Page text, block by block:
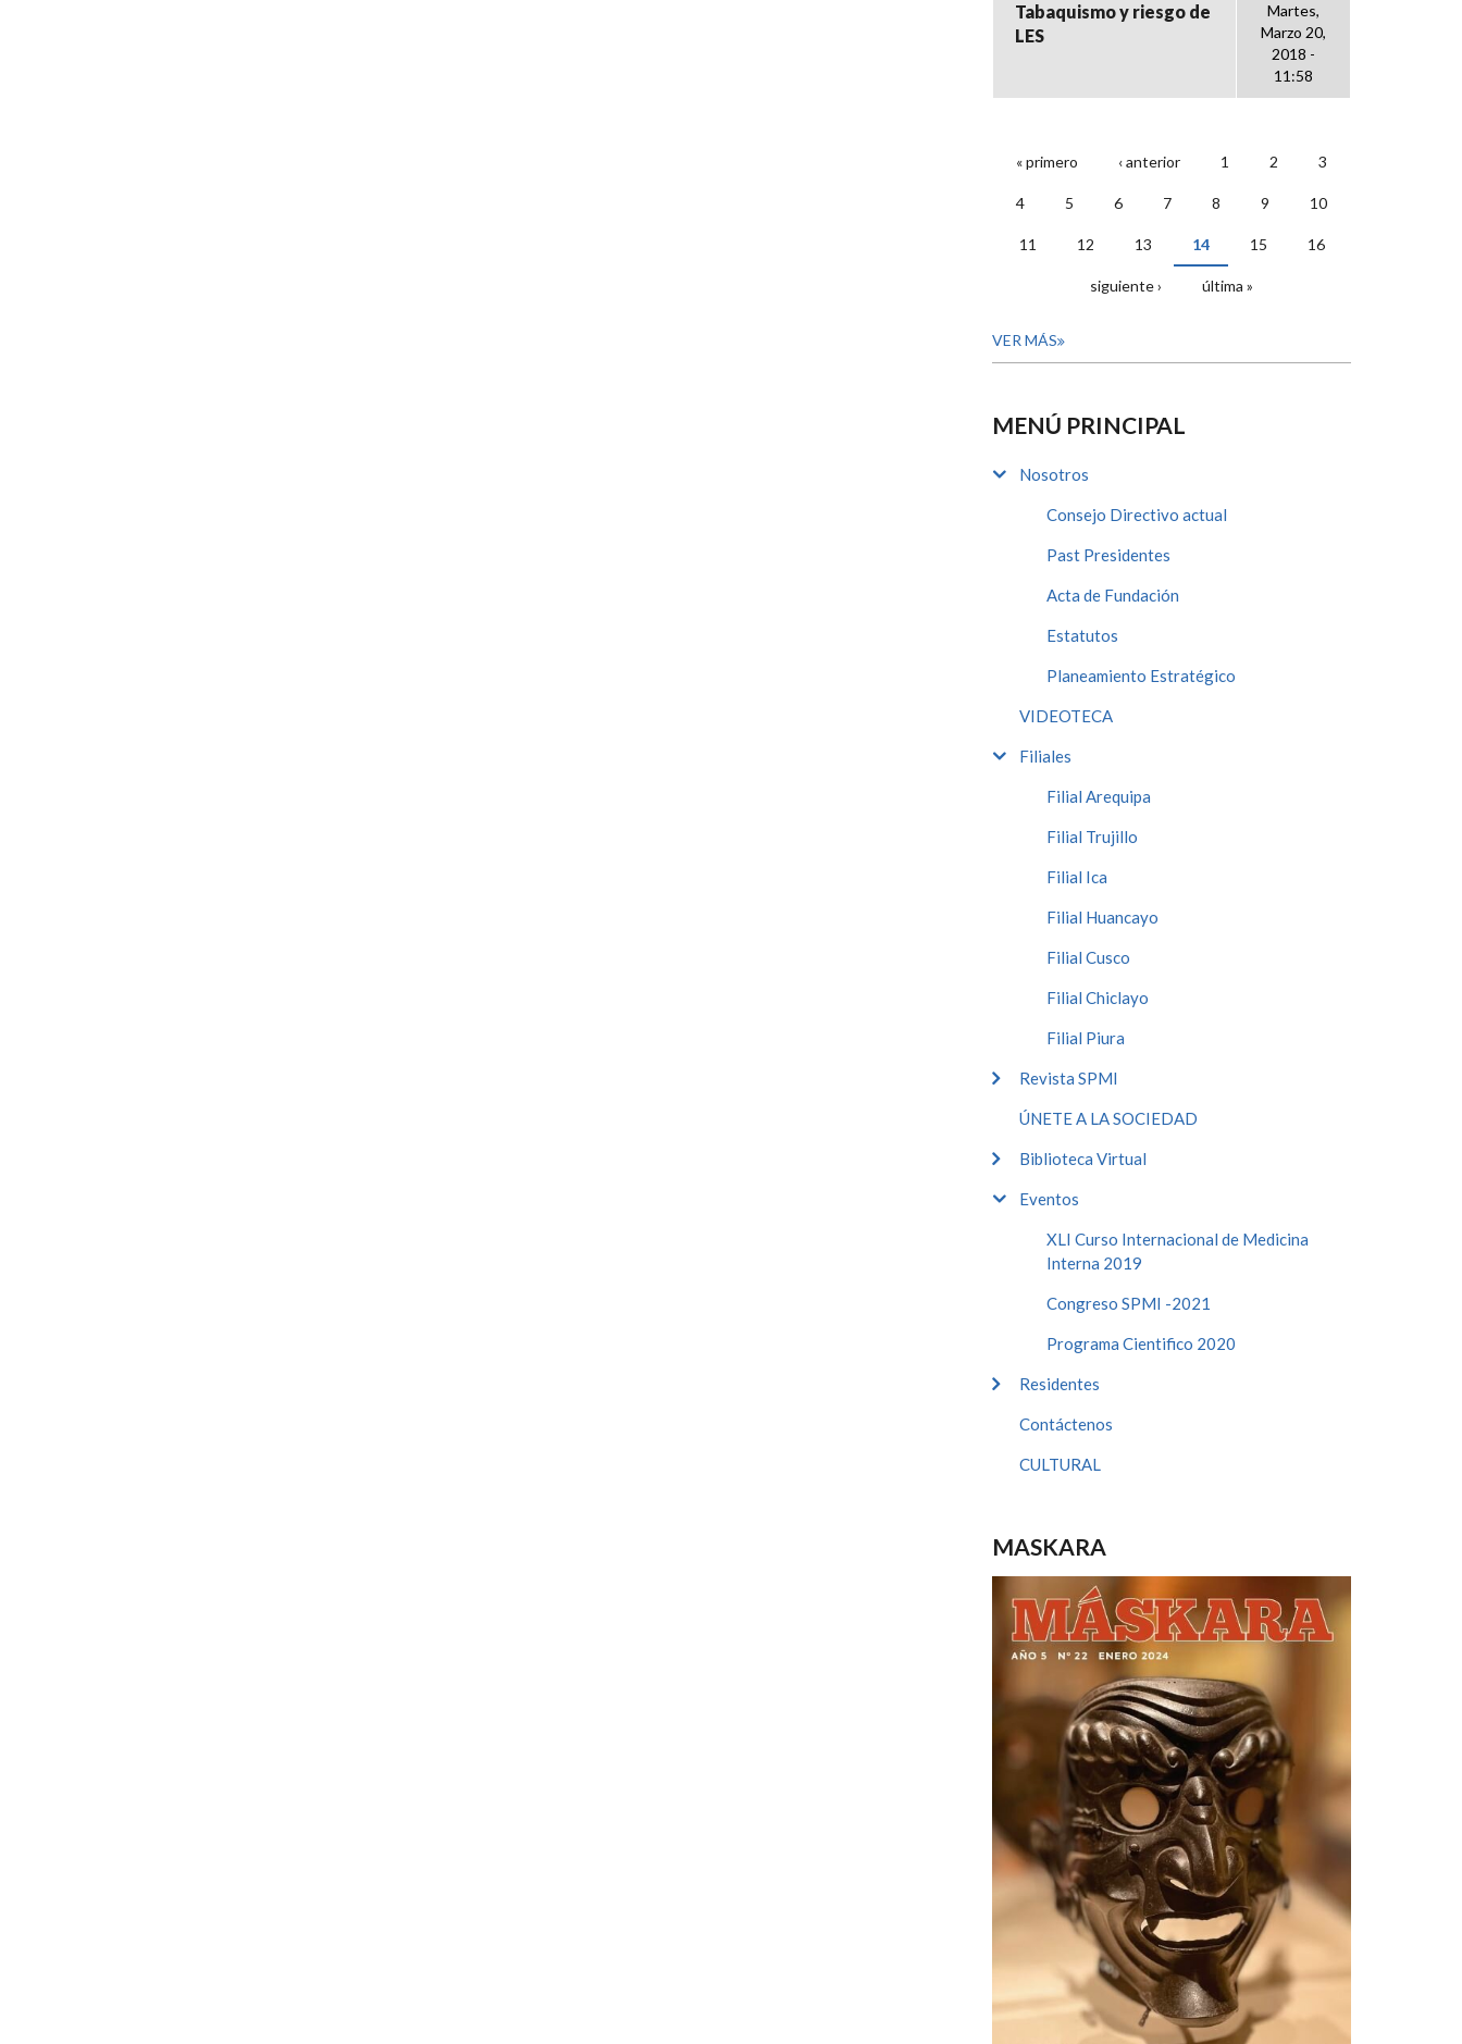
Tabaquismo y riesgo de
LES
Martes,
Marzo 20,
2018 -
11:58
PÁGINAS
« primero ‹ anterior 1 2 3
4 5 6 7 8 9 10
11 12 13 14 15 16
siguiente › última »
VER MÁS
MENÚ PRINCIPAL
Nosotros
Consejo Directivo actual
Past Presidentes
Acta de Fundación
Estatutos
Planeamiento Estratégico
VIDEOTECA
Filiales
Filial Arequipa
Filial Trujillo
Filial Ica
Filial Huancayo
Filial Cusco
Filial Chiclayo
Filial Piura
Revista SPMI
ÚNETE A LA SOCIEDAD
Biblioteca Virtual
Eventos
XLI Curso Internacional de Medicina
Interna 2019
Congreso SPMI -2021
Programa Cientifico 2020
Residentes
Contáctenos
CULTURAL
MASKARA